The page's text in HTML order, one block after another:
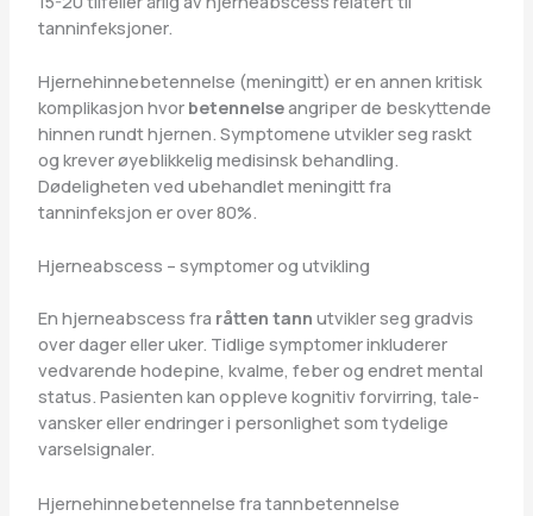
tanninfeksjoner.
Hjernehinnebetennelse (meningitt) er en annen kritisk
komplikasjon hvor betennelseangriper de beskyttende
hinnen rundt hjernen. Symptomene utvikler seg raskt
og krever øyeblikkelig medisinsk behandling.
Dødeligheten ved ubehandlet meningitt fra
tanninfeksjon er over 80%.
Hjerneabscess – symptomer og utvikling
En hjerneabscess fra råtten tann utvikler seg gradvis
over dager eller uker. Tidlige symptomer inkluderer
vedvarende hodepine, kvalme, feber og endret mental
status. Pasienten kan oppleve kognitiv forvirring, tale-
vansker eller endringer i personlighet som tydelige
varselsignaler.
Hjernehinnebetennelse fra tannbetennelse